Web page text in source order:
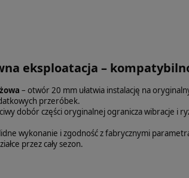
eksploatacja –
– otwór 20 mm ułatwia instalację na
przeróbek.
dobór części oryginalnej ogranicza wibracje i
wykonanie i zgodność z fabrycznymi
przez cały sezon.